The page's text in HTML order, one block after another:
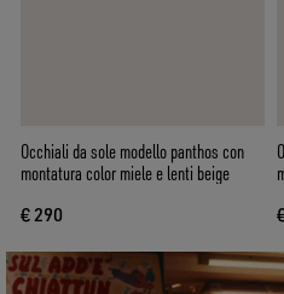
Occhiali da sole modello panthos con
montatura color miele e lenti beige
€ 290